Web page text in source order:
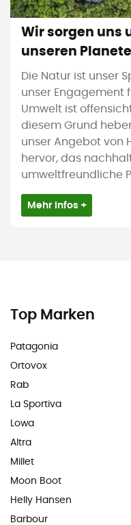
Wir sorgen uns
unseren
Die Natur ist unser
unser Engagement
Umwelt ist
diesem Grund
unser Angebot von
hervor, das
umweltfreundliche P
Mehr Infos +
Top Marken
Patagonia
Ortovox
Rab
La Sportiva
Lowa
Altra
Millet
Moon Boot
Helly Hansen
Barbour